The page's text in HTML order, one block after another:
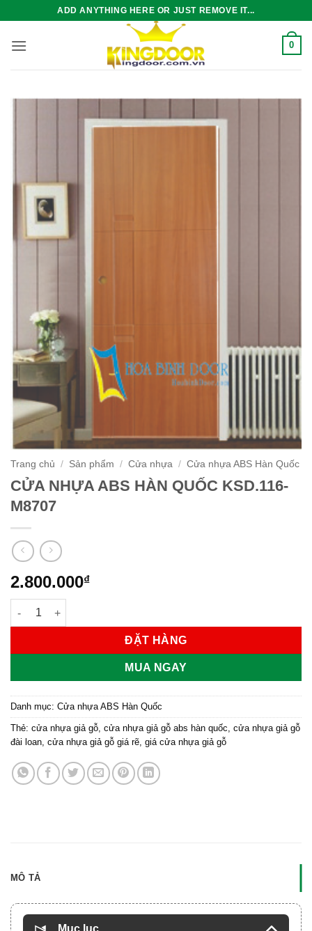
nội
ADD ANYTHING HERE OR JUST REMOVE IT...
0
Trang chủ / Sản phẩm / Cửa nhựa / Cửa nhựa ABS Hàn Quốc
CỬA NHỰA ABS HÀN QUỐC KSD.116-
M8707
2.800.000₫
CỬA NHỰA ABS HÀN QUỐC KSD.116-M8707 số lượng
ĐẶT HÀNG
MUA NGAY
Danh mục: Cửa nhựa ABS Hàn Quốc
Thẻ: cửa nhựa giả gỗ, cửa nhựa giả gỗ abs hàn quốc, cửa nhựa giả gỗ
đài loan, cửa nhựa giả gỗ giá rẽ, giá cửa nhựa giả gỗ
MÔ TẢ